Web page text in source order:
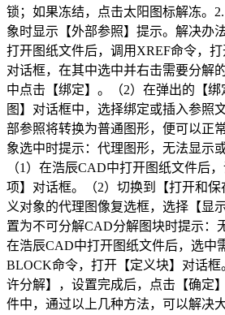
锁；如果冻结，点击太阳图标解冻。
象时显示【外部参照】提示。解决办
打开图纸文件后，调用XREF命令，打
对话框，在其中选中并右击需要分解
中点击【绑定】。（2）在弹出的【
图】对话框中，选择绑定或插入参照
部参照将转换为普通图形，便可以正
象选中时提示：代理图形，无法显示
（1）在浩辰CAD中打开图纸文件后
项】对话框。（2）切换到【打开和
义对象的代理图像复选框，选择【显
置为不可分解CAD分解图块时提示：
在浩辰CAD中打开图纸文件后，选中
BLOCK命令，打开【定义块】对话
许分解】，设置完成后，点击【确定
件中，通过以上几种方法，可以解决